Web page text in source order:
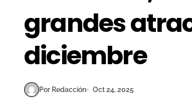
grandes
diciembre
Por Redacción Oct 24, 2025